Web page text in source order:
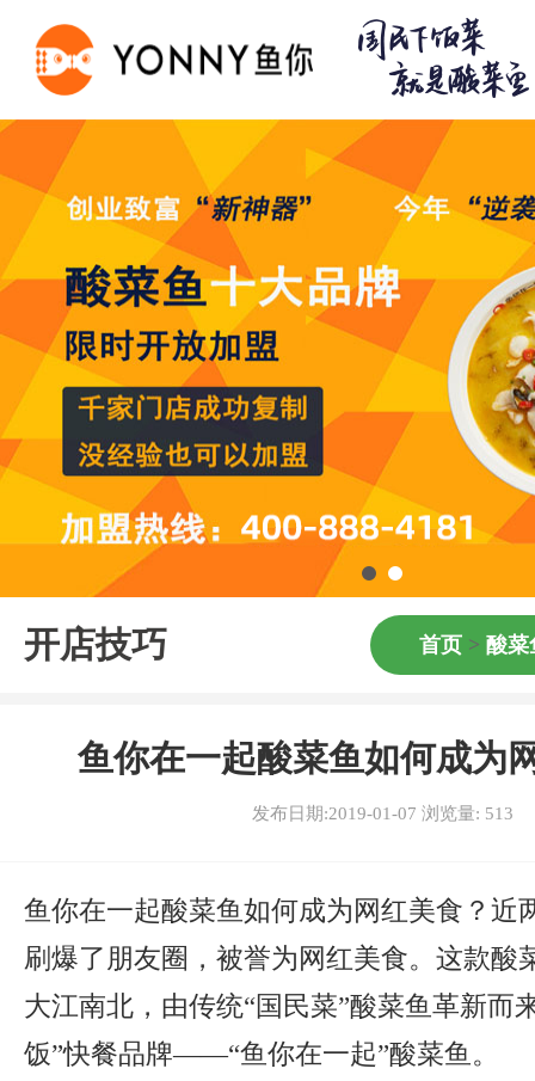
开店技巧 首页 > 酸菜
鱼你在一起酸菜鱼如何成为
发布日期:2019-01-07 浏览量: 513
鱼你在一起酸菜鱼如何成为网红美食？近
刷爆了朋友圈，被誉为网红美食。这款酸
大江南北，由传统“国民菜”酸菜鱼革新而
饭”快餐品牌——“鱼你在一起”酸菜鱼。